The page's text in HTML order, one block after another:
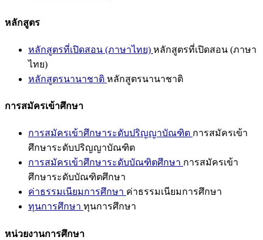
หลักสูตร
หลักสูตรที่เปิดสอน (ภาษาไทย) หลักสูตรที่เปิดสอน (ภาษา
ไทย)
หลักสูตรนานาชาติ หลักสูตรนานาชาติ
การสมัครเข้าศึกษา
การสมัครเข้าศึกษาระดับปริญญาบัณฑิต การสมัครเข้า
ศึกษาระดับปริญญาบัณฑิต
การสมัครเข้าศึกษาระดับบัณฑิตศึกษา การสมัครเข้า
ศึกษาระดับบัณฑิตศึกษา
ค่าธรรมเนียมการศึกษา ค่าธรรมเนียมการศึกษา
ทุนการศึกษา ทุนการศึกษา
หน่วยงานการศึกษา